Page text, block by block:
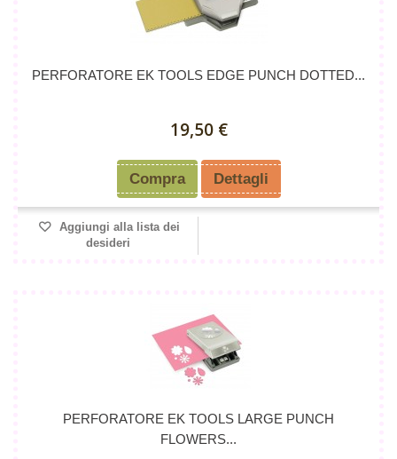
PERFORATORE EK TOOLS EDGE PUNCH DOTTED...
19,50 €
Compra Dettagli
Aggiungi alla lista dei
desideri
PERFORATORE EK TOOLS LARGE PUNCH
FLOWERS...